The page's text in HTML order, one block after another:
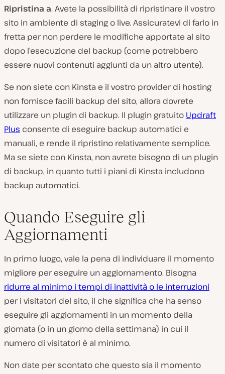
Ripristina a. Avete la possibilità di ripristinare il vostro
sito in ambiente di staging o live. Assicuratevi di farlo in
fretta per non perdere le modifiche apportate al sito
dopo l’esecuzione del backup (come potrebbero
essere nuovi contenuti aggiunti da un altro utente).
Se non siete con Kinsta e il vostro provider di hosting
non fornisce facili backup del sito, allora dovrete
utilizzare un plugin di backup. Il plugin gratuito Updraft
Plus consente di eseguire backup automatici e
manuali, e rende il ripristino relativamente semplice.
Ma se siete con Kinsta, non avrete bisogno di un plugin
di backup, in quanto tutti i piani di Kinsta includono
backup automatici.
Quando Eseguire gli
Aggiornamenti
In primo luogo, vale la pena di individuare il momento
migliore per eseguire un aggiornamento. Bisogna
ridurre al minimo i tempi di inattività o le interruzioni
per i visitatori del sito, il che significa che ha senso
eseguire gli aggiornamenti in un momento della
giornata (o in un giorno della settimana) in cui il
numero di visitatori è al minimo.
Non date per scontato che questo sia il momento